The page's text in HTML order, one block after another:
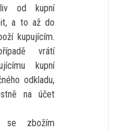
od kupní
a to až do
kupujícím.
vrátí
kupní
odkladu,
na účet
se zbožím